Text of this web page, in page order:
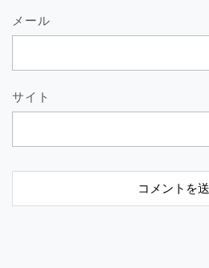
メール
サイト